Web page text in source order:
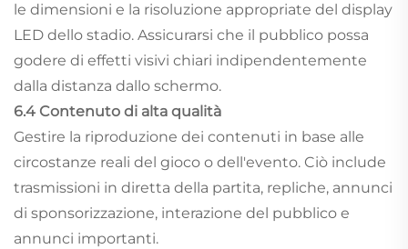
le dimensioni e la risoluzione appropriate del display
LED dello stadio. Assicurarsi che il pubblico possa
godere di effetti visivi chiari indipendentemente
dalla distanza dallo schermo.
6.4 Contenuto di alta qualità
Gestire la riproduzione dei contenuti in base alle
circostanze reali del gioco o dell'evento. Ciò include
trasmissioni in diretta della partita, repliche, annunci
di sponsorizzazione, interazione del pubblico e
annunci importanti.